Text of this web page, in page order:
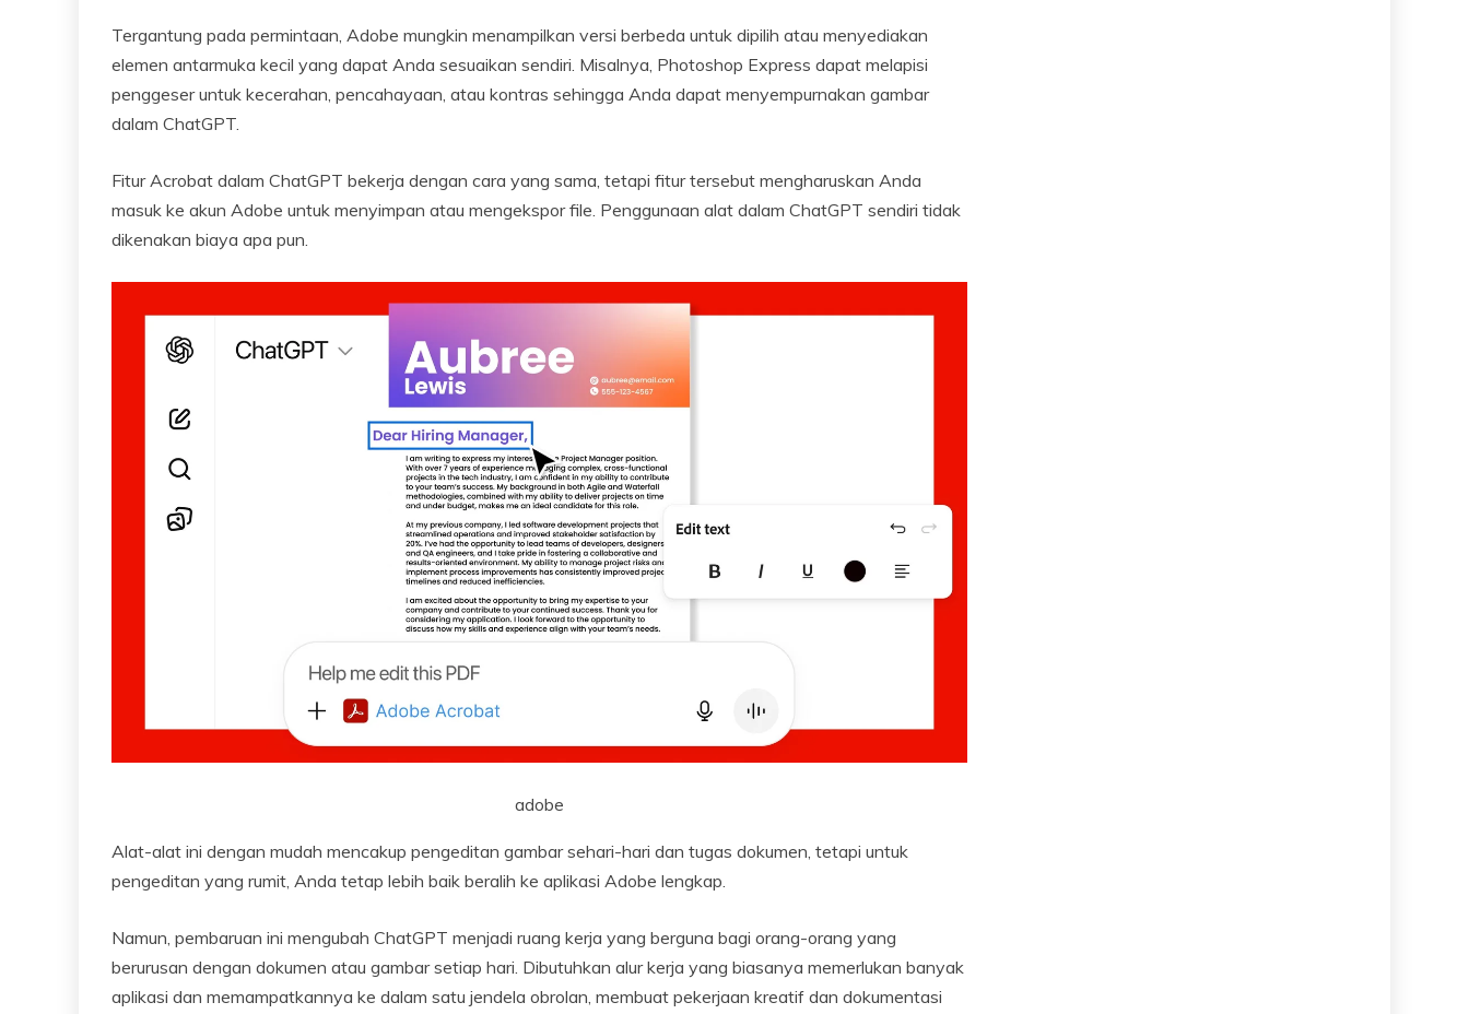
Tergantung pada permintaan, Adobe mungkin menampilkan versi berbeda untuk dipilih atau menyediakan
elemen antarmuka kecil yang dapat Anda sesuaikan sendiri. Misalnya, Photoshop Express dapat melapisi
penggeser untuk kecerahan, pencahayaan, atau kontras sehingga Anda dapat menyempurnakan gambar
dalam ChatGPT.
Fitur Acrobat dalam ChatGPT bekerja dengan cara yang sama, tetapi fitur tersebut mengharuskan Anda
masuk ke akun Adobe untuk menyimpan atau mengekspor file. Penggunaan alat dalam ChatGPT sendiri tidak
dikenakan biaya apa pun.
adobe
Alat-alat ini dengan mudah mencakup pengeditan gambar sehari-hari dan tugas dokumen, tetapi untuk
pengeditan yang rumit, Anda tetap lebih baik beralih ke aplikasi Adobe lengkap.
Namun, pembaruan ini mengubah ChatGPT menjadi ruang kerja yang berguna bagi orang-orang yang
berurusan dengan dokumen atau gambar setiap hari. Dibutuhkan alur kerja yang biasanya memerlukan banyak
aplikasi dan memampatkannya ke dalam satu jendela obrolan, membuat pekerjaan kreatif dan dokumentasi